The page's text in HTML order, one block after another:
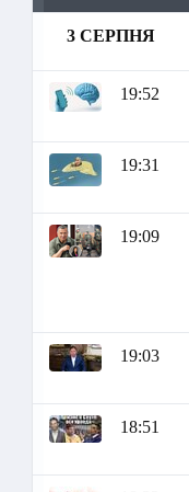
3 СЕРПНЯ
19:52
19:31
19:09
19:03
18:51